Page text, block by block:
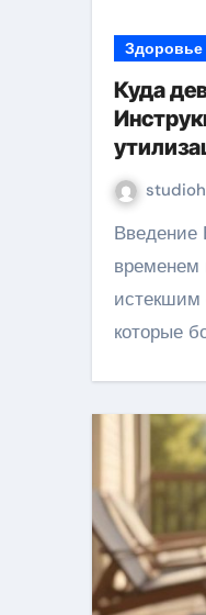
Здоровье
Куда
Введение В любой домашней аптечке со
временем
истекшим
которые